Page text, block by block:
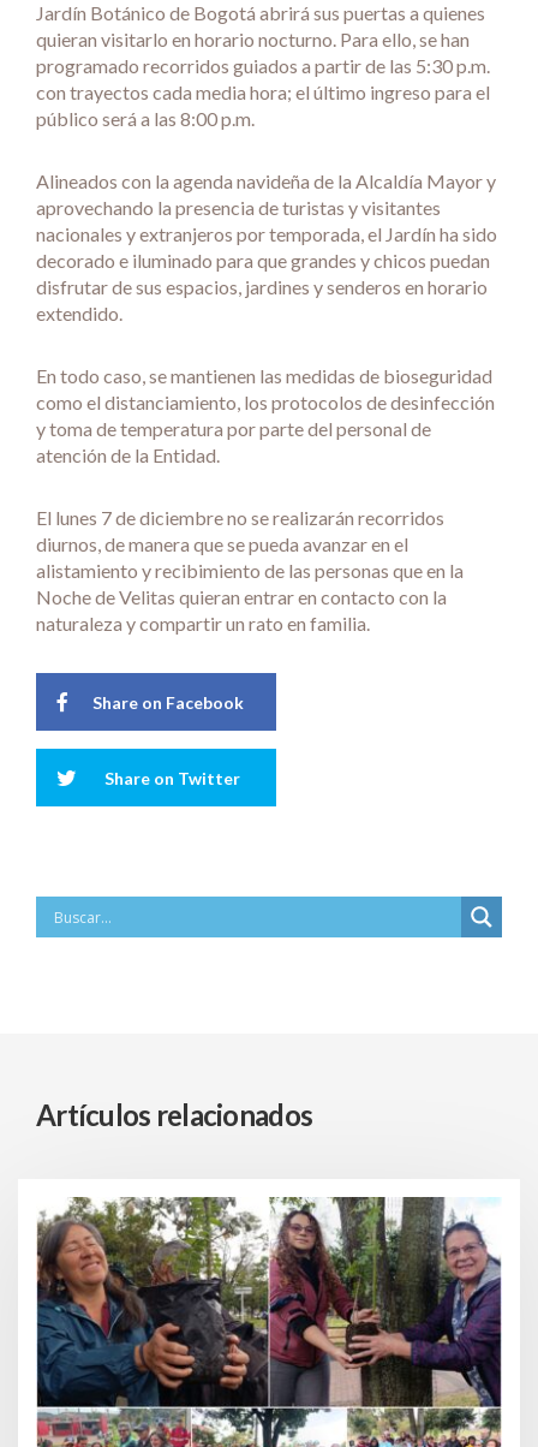
Jardín Botánico de Bogotá abrirá sus puertas a quienes
quieran visitarlo en horario nocturno. Para ello, se han
programado recorridos guiados a partir de las 5:30 p.m.
con trayectos cada media hora; el último ingreso para el
público será a las 8:00 p.m.
Alineados con la agenda navideña de la Alcaldía Mayor y
aprovechando la presencia de turistas y visitantes
nacionales y extranjeros por temporada, el Jardín ha sido
decorado e iluminado para que grandes y chicos puedan
disfrutar de sus espacios, jardines y senderos en horario
extendido.
En todo caso, se mantienen las medidas de bioseguridad
como el distanciamiento, los protocolos de desinfección
y toma de temperatura por parte del personal de
atención de la Entidad.
El lunes 7 de diciembre no se realizarán recorridos
diurnos, de manera que se pueda avanzar en el
alistamiento y recibimiento de las personas que en la
Noche de Velitas quieran entrar en contacto con la
naturaleza y compartir un rato en familia.
Share on Facebook
Share on Twitter
Artículos relacionados